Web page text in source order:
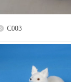
C003